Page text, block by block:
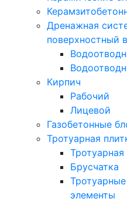
Дренажная
поверхностный
Кирпич
Рабочий
Лицевой
Газобетонные
Тротуарная
Тротуарная
Брусчатка
элементы